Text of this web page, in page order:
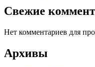
Свежие
Нет комментариев для
Архивы